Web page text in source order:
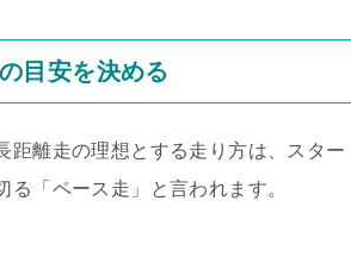
目安を決める
距離走の理想とする走り方は、スタ
る「ペース走」と言われます。